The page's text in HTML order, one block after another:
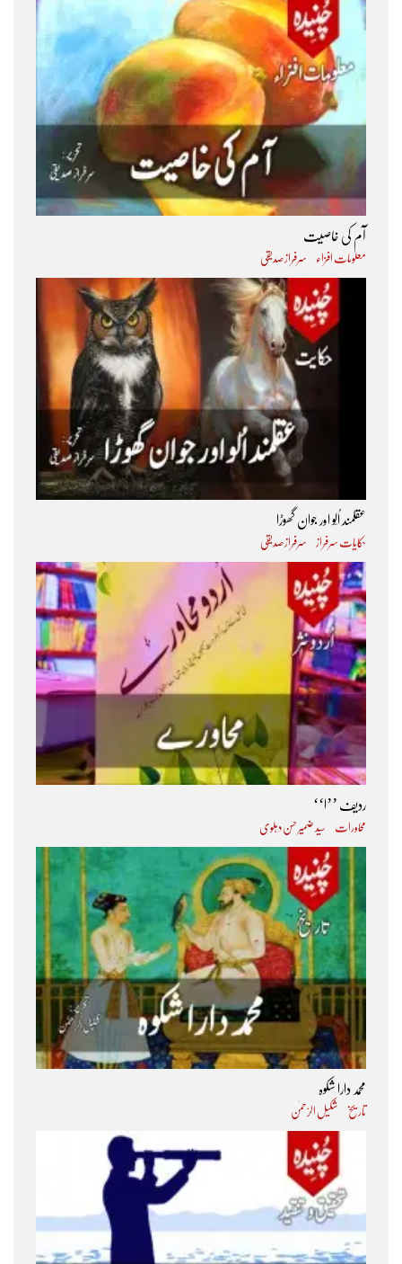
آم کی خاصیت
معلومات افزاء سرفراز صدیقی
عقلمند اُلّو اور جوان گھوڑا
حکایات سرفراز سرفراز صدیقی
ردیف ’’ا‘‘
محاورات سید ضمیر حسن دہلوی
محمد دارا شکوہ
تاریخ شکیل الرّحمٰن